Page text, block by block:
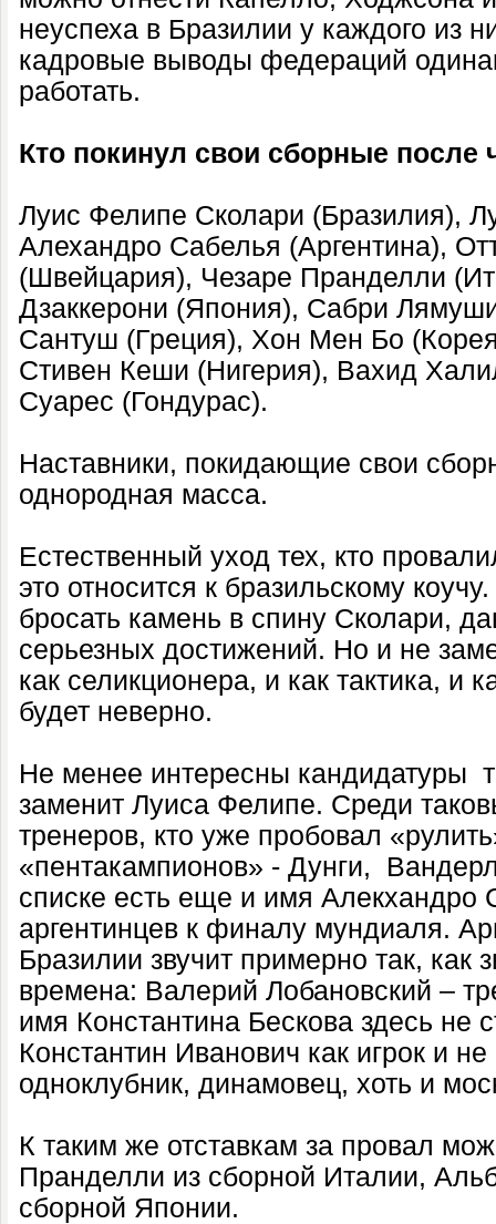
неуспеха в Бразилии у каждого из
кадровые выводы федераций
работать.
Кто покинул свои сборные после
Луис Фелипе Сколари (Бразилия),
Алехандро Сабелья (Аргентина),
(Швейцария), Чезаре Пранделли
Дзаккерони (Япония), Сабри
Сантуш (Греция), Хон Мен Бо
Стивен Кеши (Нигерия), Вахид
Суарес (Гондурас).
Наставники, покидающие свои
однородная масса.
Естественный уход тех, кто
это относится к бразильскому
бросать камень в спину Сколари,
серьезных достижений. Но и не
как селикционера, и как тактика, и
будет неверно.
Не менее интересны кандидатуры
заменит Луиса Фелипе. Среди
тренеров, кто уже пробовал
«пентакампионов» - Дунги,
списке есть еще и имя Алекхандро
аргентинцев к финалу мундиаля.
Бразилии звучит примерно так, как
времена: Валерий Лобановский –
имя Константина Бескова здесь не
Константин Иванович как игрок и
одноклубник, динамовец, хоть и
К таким же отставкам за провал
Пранделли из сборной Италии,
сборной Японии.